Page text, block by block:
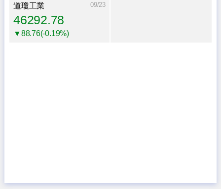
道瓊工業 09/23
46292.78
▼88.76(-0.19%)